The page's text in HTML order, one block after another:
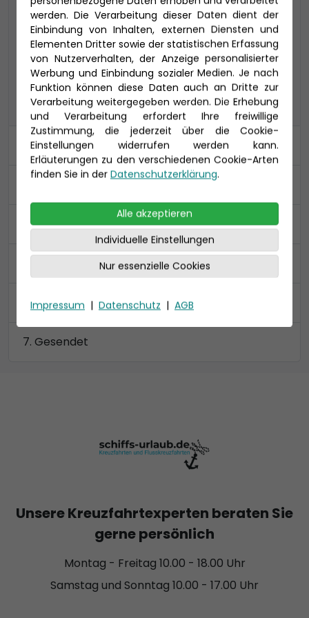
COMFORT ALL IN PREMIUM ALL IN
PREMIUM
CLASSIC
ALL IN
CLASSIC
Kabine
An- und Abreise
Ihre Daten
Reiseversicherung
Zusammenfassung
Gesendet
werden. Die Verarbeitung dieser Daten dient der
Einbindung von Inhalten, externen Diensten und
Elementen Dritter sowie der statistischen Erfassung
von Nutzerverhalten, der Anzeige personalisierter
Werbung und Einbindung sozialer Medien. Je nach
Funktion können diese Daten auch an Dritte zur
Verarbeitung weitergegeben werden. Die Erhebung
und Verarbeitung erfordert Ihre freiwillige
Zustimmung, die jederzeit über die Cookie-
Einstellungen widerrufen werden kann.
Erläuterungen zu den verschiedenen Cookie-Arten
finden Sie in der Datenschutzerklärung.
Alle akzeptieren
Individuelle Einstellungen
Nur essenzielle Cookies
Impressum | Datenschutz | AGB
Unsere Kreuzfahrtexperten beraten Sie
gerne persönlich
Montag - Freitag 10.00 - 18.00 Uhr
Samstag und Sonntag 10.00 - 17.00 Uhr